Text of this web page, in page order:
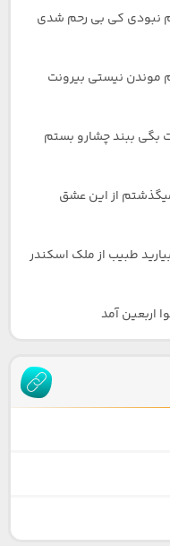
نبودی کی بی رحم شدی
نیستی بیرونت
ببند چشارو بستم
از این عشق
طبیب از ملک اسکندر
اربعین آمد